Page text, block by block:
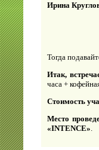
Ирина
Тогда
Итак,
часа +
Стоимость
Место
«INTENCE».